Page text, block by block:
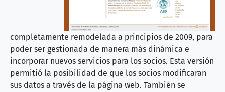
completamente remodelada a principios de 2009, para
poder ser gestionada de manera más dinámica e
incorporar nuevos servicios para los socios. Esta versión
permitió la posibilidad de que los socios modificaran
sus datos a través de la página web. También se